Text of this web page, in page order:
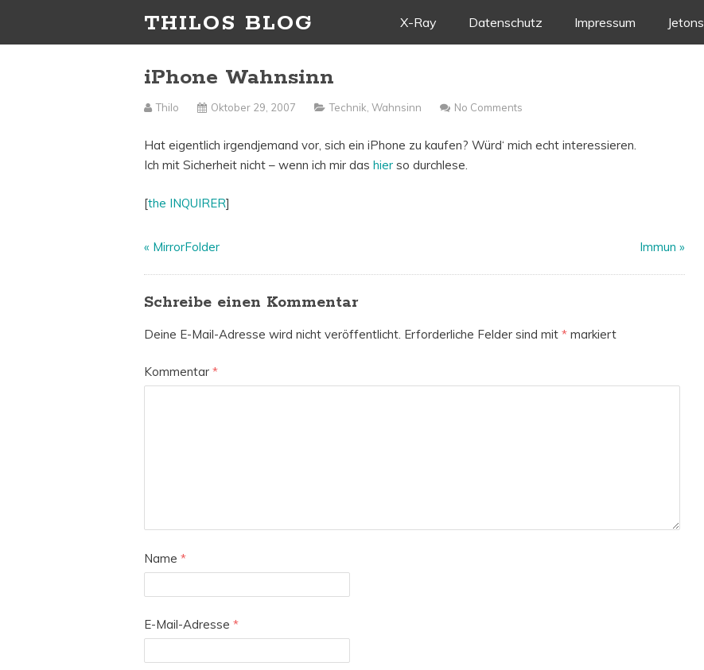
THILOS BLOG
Skip
X-Ray Datenschutz Impressum Jetons
iPhone Wahnsinn
Thilo Oktober 29, 2007 Technik ,Wahnsinn No Comments
Hat eigentlich irgendjemand vor, sich ein iPhone zu kaufen? Würd‘ mich echt interessieren.
Ich mit Sicherheit nicht – wenn ich mir dashier so durchlese.
[the INQUIRER]
« MirrorFolder Immun »
Schreibe einen Kommentar
Deine E-Mail-Adresse wird nicht veröffentlicht. Erforderliche Felder sind mit* markiert
Kommentar*
Name*
E-Mail-Adresse*